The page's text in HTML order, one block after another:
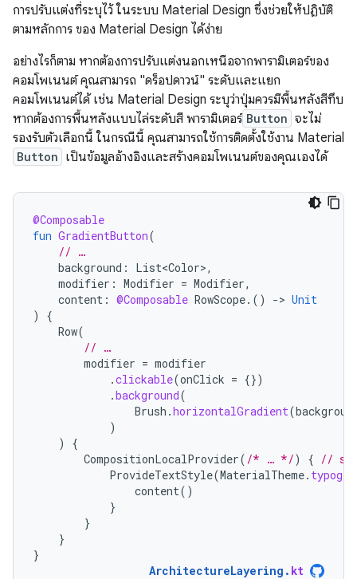
การปรับแต่งที่ระบุไว้ ในระบบ Material Design ซึ่งช่วยให้ปฏิบัติ
ตามหลักการ ของ Material Design ได้ง่าย
อย่างไรก็ตาม หากต้องการปรับแต่งนอกเหนือจากพารามิเตอร์ของ
คอมโพเนนต์ คุณสามารถ "ดร็อปดาวน์" ระดับและแยก
คอมโพเนนต์ได้ เช่น Material Design ระบุว่าปุ่มควรมีพื้นหลังสีทึบ
หากต้องการพื้นหลังแบบไล่ระดับสี พารามิเตอร์ Button จะไม่
รองรับตัวเลือกนี้ ในกรณีนี้ คุณสามารถใช้การติดตั้งใช้งาน Material
Button เป็นข้อมูลอ้างอิงและสร้างคอมโพเนนต์ของคุณเองได้
@Composable
fun GradientButton(
// …
background : List<Color>,
modifier : Modifier = Modifier,
content : @Composable RowScope.() -> Unit
)
{
Row(
// …
modifier = modifier
.clickable(onClick = {})
.background(
Brush .horizontalGradient(
)
)
{
CompositionLocalProvider( /* … */) { // set
ProvideTextStyle(MaterialTheme.
content()
}
}
}
}
ArchitectureLayering . kt